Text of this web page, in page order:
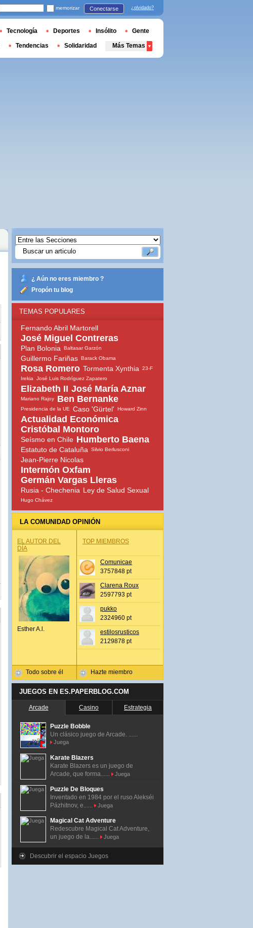
¿ Aún no eres miembro ?
Propón tu blog
TEMAS POPULARES
Fernando Abril Martorell
José Miguel Contreras
Plan Bolonia Baltasar Garzón
Guillermo Fariñas Barack Obama
Rosa Romero Tormenta Xynthia
23-F
Irekia
José Luis Rodríguez Zapatero
Elizabeth II José María Aznar
Mariano Rajoy Ben Bernanke
Presidencia de la UE Caso 'Gürtel' Howard Zinn
Actualidad Económica
Cristóbal Montoro
Seísmo en Chile Humberto Baena
Estatuto de Cataluña Silvio Berlusconi
Jean-Pierre Nicolas
Intermón Oxfam
Germán Vargas Lleras
Rusia - Chechenia Ley de Salud Sexual
Hugo Chávez
LA COMUNIDAD OPINIÓN
EL AUTOR DEL
DÍA
Esther A.l.
Todo sobre él
TOP MIEMBROS
Comunicae
3757848 pt
Clarena Roux
2597793 pt
pukko
2324960 pt
estilosrusticos
2129878 pt
Hazte miembro
JUEGOS EN ES.PAPERBLOG.COM
Arcade Casino Estrategia
Puzzle Bobble
Un clásico juego de Arcade. ......
Juega
Karate Blazers
Karate Blazers es un juego de
Arcade, que forma......
Juega
Puzzle De Bloques
Inventado en 1984 por el ruso Alekséi
Pázhitnov, e......
Juega
Magical Cat Adventure
Redescubre Magical Cat Adventure,
un juego de la......
Juega
Descubrir el espacio Juegos
memorizar Conectarse ¿olvidado?
Tecnología Deportes Insólito Gente
Tendencias Solidaridad Más Temas